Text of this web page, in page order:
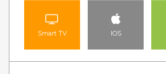
Smart TV IOS